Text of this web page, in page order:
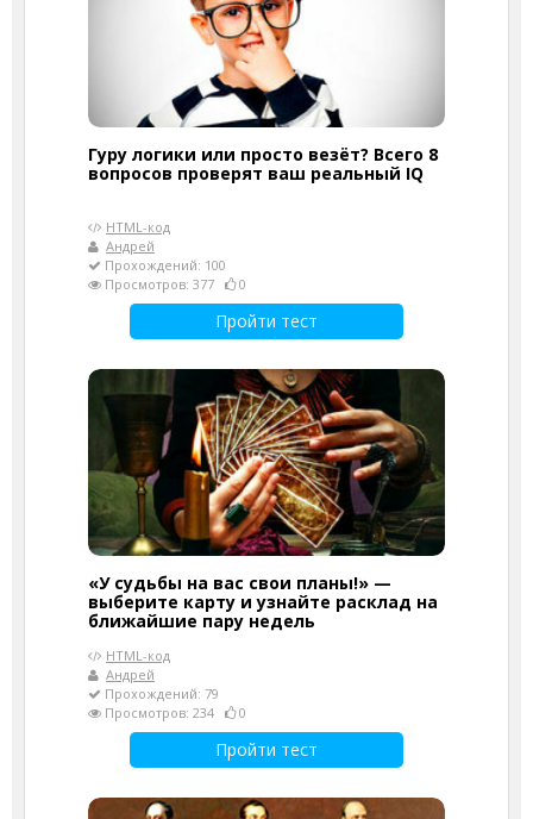
Гуру логики или просто везёт? Всего 8
вопросов проверят ваш реальный IQ
HTML-код
Андрей
Прохождений: 100
Просмотров: 377
0
Пройти тест
«У судьбы на вас свои планы!» —
выберите карту и узнайте расклад на
ближайшие пару недель
HTML-код
Андрей
Прохождений: 79
Просмотров: 234
0
Пройти тест